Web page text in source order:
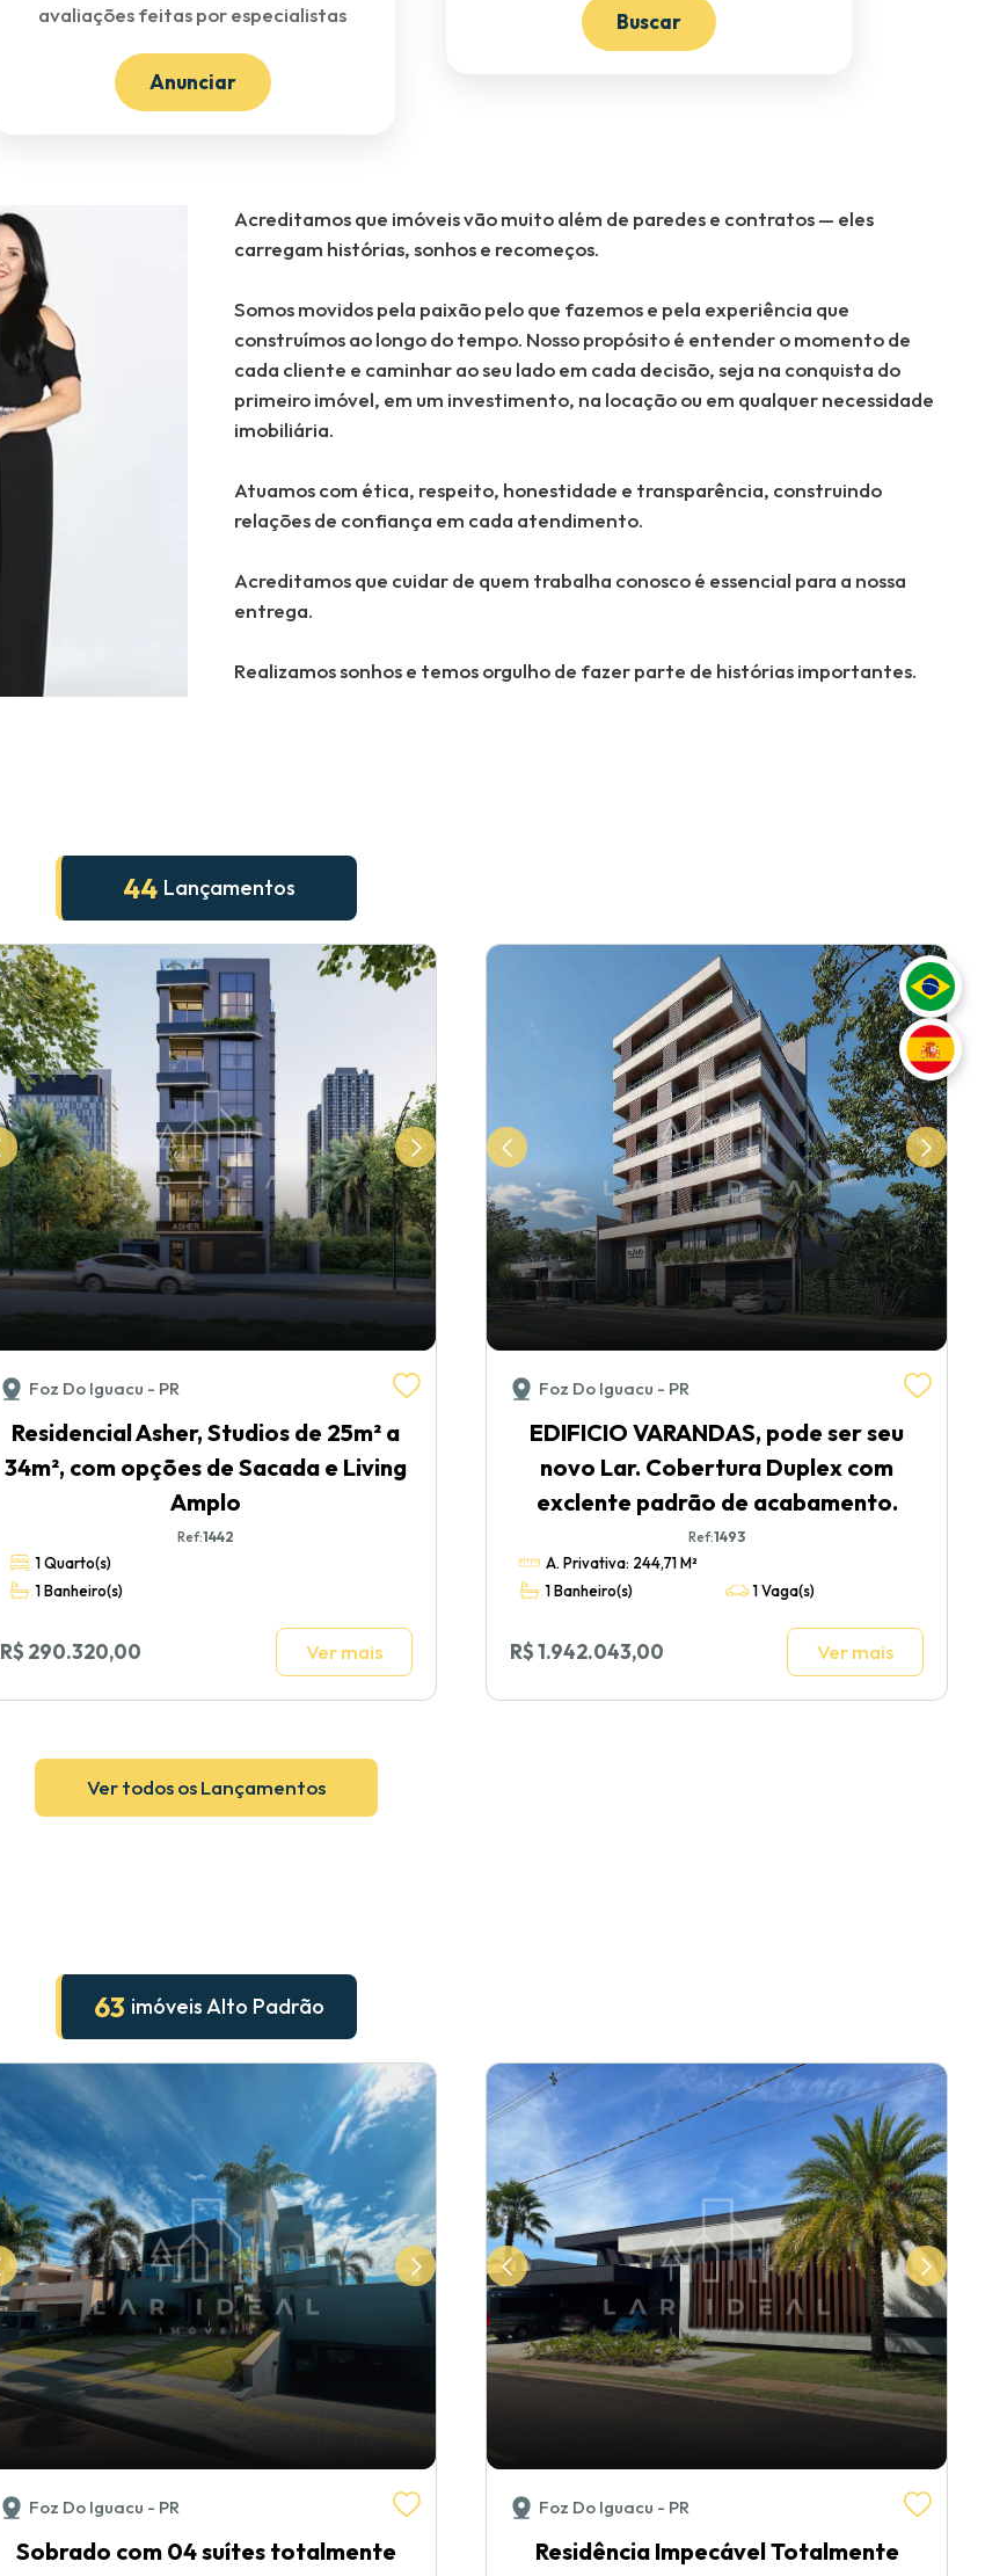
avaliações feitas por especialistas
Anunciar
Buscar
Acreditamos que imóveis vão muito além de paredes e contratos — eles
carregam histórias, sonhos e recomeços.
Somos movidos pela paixão pelo que fazemos e pela experiência que
construímos ao longo do tempo. Nosso propósito é entender o momento de
cada cliente e caminhar ao seu lado em cada decisão, seja na conquista do
primeiro imóvel, em um investimento, na locação ou em qualquer necessidade
imobiliária.
Atuamos com ética, respeito, honestidade e transparência, construindo
relações de confiança em cada atendimento.
Acreditamos que cuidar de quem trabalha conosco é essencial para a nossa
entrega.
Realizamos sonhos e temos orgulho de fazer parte de histórias importantes.
44 Lançamentos
Foz Do Iguacu - PR
Residencial Asher, Studios de 25m² a
34m², com opções de Sacada e Living
Amplo
Ref:1442
1 Quarto(s)
1 Banheiro(s)
R$ 290.320,00 Ver mais
Foz Do Iguacu - PR
EDIFICIO VARANDAS, pode ser seu
novo Lar. Cobertura Duplex com
exclente padrão de acabamento.
Ref:1493
A. Privativa: 244,71 M²
1 Banheiro(s)
1 Vaga(s)
R$ 1.942.043,00 Ver mais
Ver todos os Lançamentos
63 imóveis Alto Padrão
Foz Do Iguacu - PR
Sobrado com 04 suítes totalmente
Foz Do Iguacu - PR
Residência Impecável Totalmente